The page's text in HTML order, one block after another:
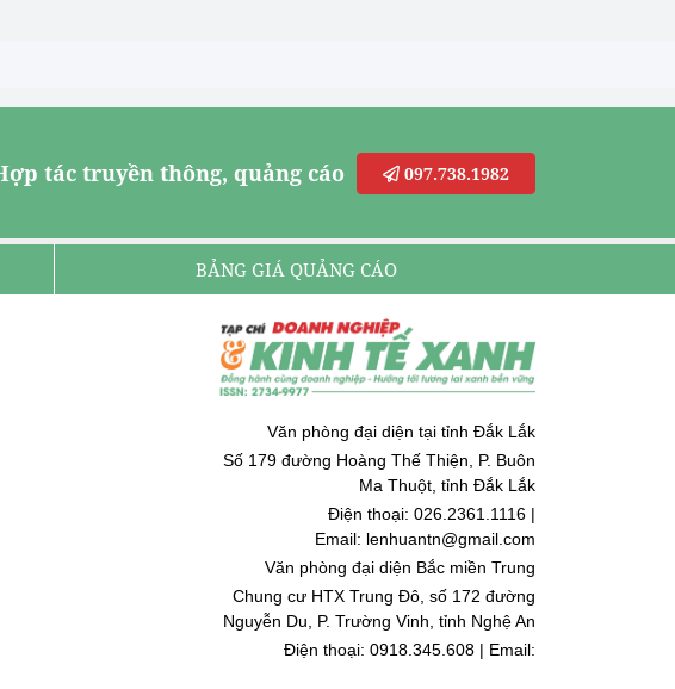
tác truyền thông, quảng cáo 097.738.1982
BẢNG GIÁ QUẢNG CÁO
Văn phòng đại diện tại tỉnh Đắk Lắk
Số 179 đường Hoàng Thế Thiện, P. Buôn
Ma Thuột, tỉnh Đắk Lắk
Điện thoại: 026.2361.1116 |
Email: lenhuantn@gmail.com
Văn phòng đại diện Bắc miền Trung
Chung cư HTX Trung Đô, số 172 đường
Nguyễn Du, P. Trường Vinh, tỉnh Nghệ An
Điện thoại: 0918.345.608 | Email: